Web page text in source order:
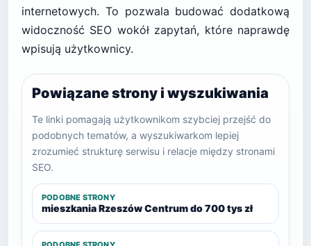
internetowych. To pozwala budować dodatkową
widoczność SEO wokół zapytań, które naprawdę
wpisują użytkownicy.
Powiązane strony i wyszukiwania
Te linki pomagają użytkownikom szybciej przejść do
podobnych tematów, a wyszukiwarkom lepiej
zrozumieć strukturę serwisu i relacje między stronami
SEO.
PODOBNE STRONY
mieszkania Rzeszów Centrum do 700 tys zł